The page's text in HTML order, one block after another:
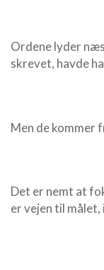
Ordene lyder
skrevet, havde
Men de kommer
Det er nemt at
er vejen til målet,